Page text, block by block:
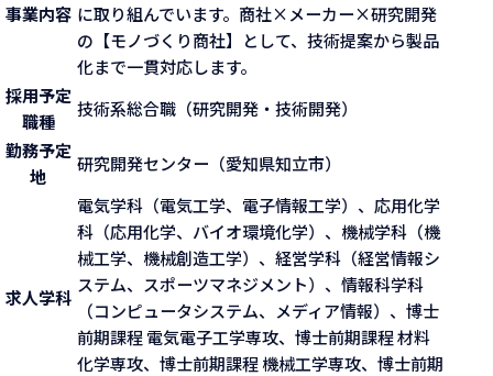
事業内容 に取り組んでいます。商社×メーカー×研究開発
の【モノづくり商社】として、技術提案から製品
化まで一貫対応します。
採用予定
職種
技術系総合職（研究開発・技術開発）
勤務予定
地
研究開発センター（愛知県知立市）
求人学科
電気学科（電気工学、電子情報工学）、応用化学
科（応用化学、バイオ環境化学）、機械学科（機
械工学、機械創造工学）、経営学科（経営情報シ
ステム、スポーツマネジメント）、情報科学科
（コンピュータシステム、メディア情報）、博士
前期課程 電気電子工学専攻、博士前期課程 材料
化学専攻、博士前期課程 機械工学専攻、博士前期